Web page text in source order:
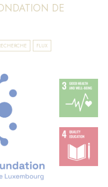
DE
FLUX